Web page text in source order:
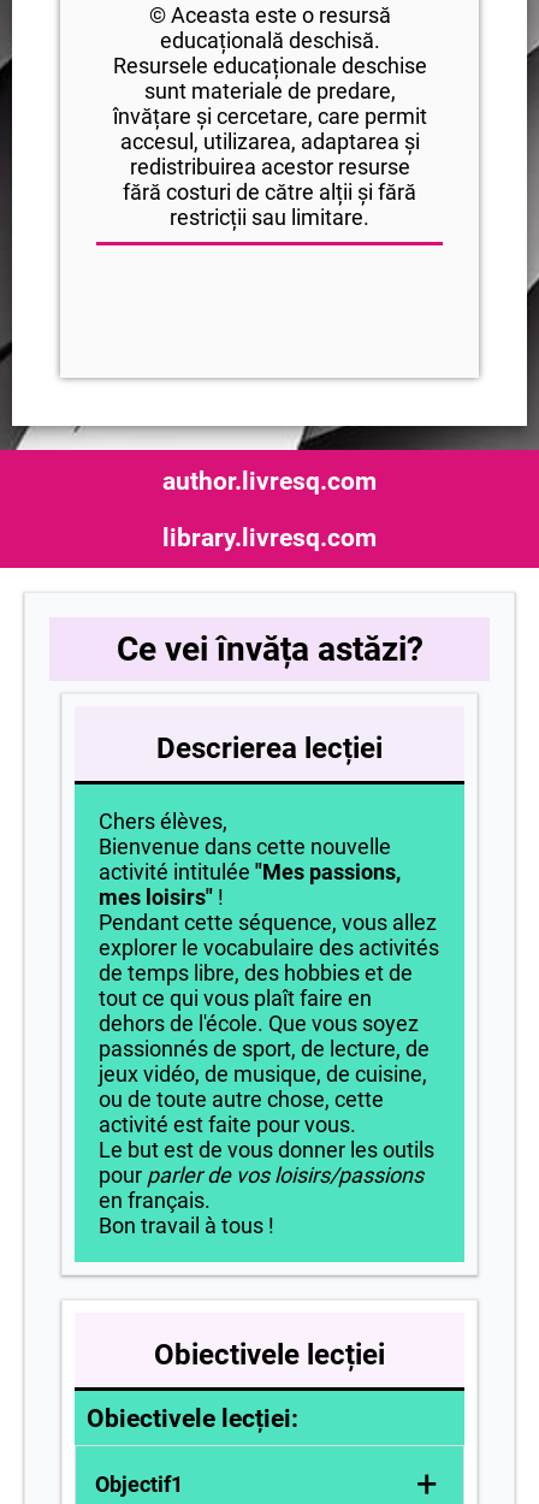
© Aceasta este o resursă
educațională deschisă.
Resursele educaționale deschise
sunt materiale de predare,
învățare și cercetare, care permit
accesul, utilizarea, adaptarea și
redistribuirea acestor resurse
fără costuri de către alții și fără
restricții sau limitare.
author.livresq.com
library.livresq.com
Ce vei învăța astăzi?
Descrierea lecției
Chers élèves,
Bienvenue dans cette nouvelle
activité intitulée "Mes passions,
mes loisirs" !
Pendant cette séquence, vous allez
explorer le vocabulaire des activités
de temps libre, des hobbies et de
tout ce qui vous plaît faire en
dehors de l'école. Que vous soyez
passionnés de sport, de lecture, de
jeux vidéo, de musique, de cuisine,
ou de toute autre chose, cette
activité est faite pour vous.
Le but est de vous donner les outils
pour parler de vos loisirs/passions
en français.
Bon travail à tous !
Obiectivele lecției
Obiectivele lecției:
Objectif1 +